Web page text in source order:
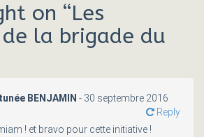
on “Les
la brigade du
BENJAMIN - 30 septembre 2016
Reply
! et bravo pour cette initiative !